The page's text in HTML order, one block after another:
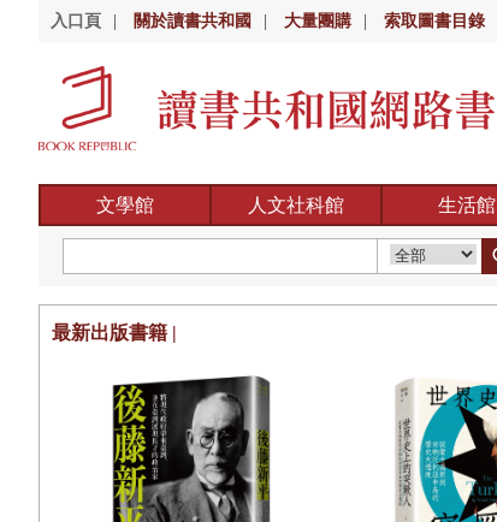
入口頁 關於讀書共和國 大量團購 索取圖書目錄
文學館 人文社科館 生活館
最新出版書籍 |